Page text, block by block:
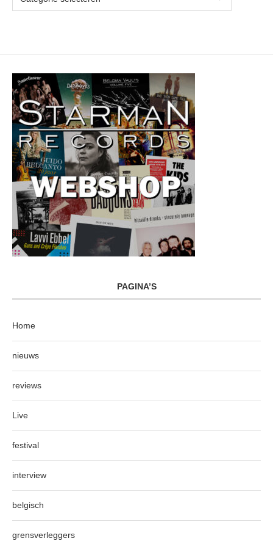
PAGINA’S
Home
nieuws
reviews
Live
festival
interview
belgisch
grensverleggers